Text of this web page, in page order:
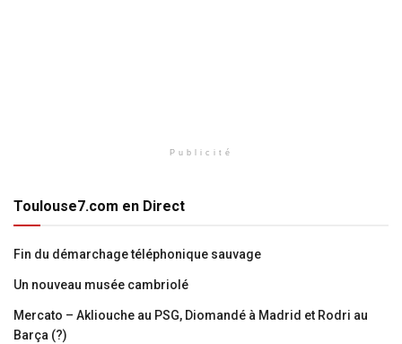
Publicité
Toulouse7.com en Direct
Fin du démarchage téléphonique sauvage
Un nouveau musée cambriolé
Mercato – Akliouche au PSG, Diomandé à Madrid et Rodri au
Barça (?)